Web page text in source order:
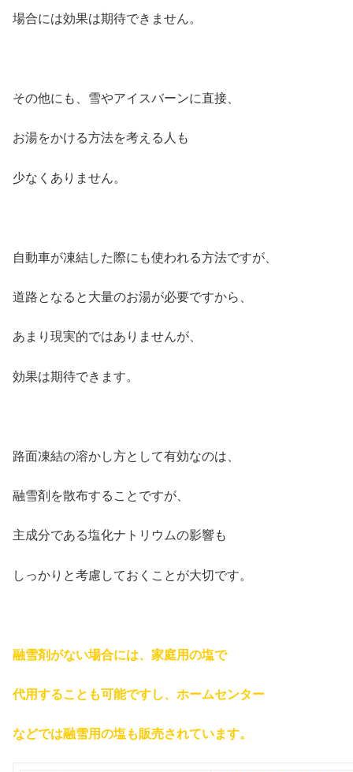
場合には効果は期待できません。
その他にも、雪やアイスバーンに直接、
お湯をかける方法を考える人も
少なくありません。
自動車が凍結した際にも使われる方法ですが、
道路となると大量のお湯が必要ですから、
あまり現実的ではありませんが、
効果は期待できます。
路面凍結の溶かし方として有効なのは、
融雪剤を散布することですが、
主成分である塩化ナトリウムの影響も
しっかりと考慮しておくことが大切です。
融雪剤がない場合には、家庭用の塩で
代用することも可能ですし、ホームセンター
などでは融雪用の塩も販売されています。